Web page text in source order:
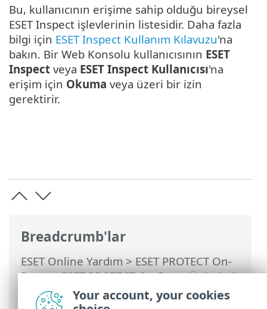
Breadcrumb'lar
ESET Online Yardım > ESET PROTECT On-
Prem>ESET PROTECT On-Prem Ürününü
Kullanma
>ESET PROTECT On-Prem Ana
Menü> Daha Fazla > Erişim Hakları
Bu, kullanıcının erişime sahip olduğu bireysel
ESET Inspect işlevlerinin listesidir. Daha fazla
bilgi için ESET Inspect Kullanım Kılavuzu'na
bakın. Bir Web Konsolu kullanıcısının ESET
Inspect veya ESET Inspect Kullanıcısı'na
erişim için Okuma veya üzeri bir izin
gerektirir.
Your account, your cookies